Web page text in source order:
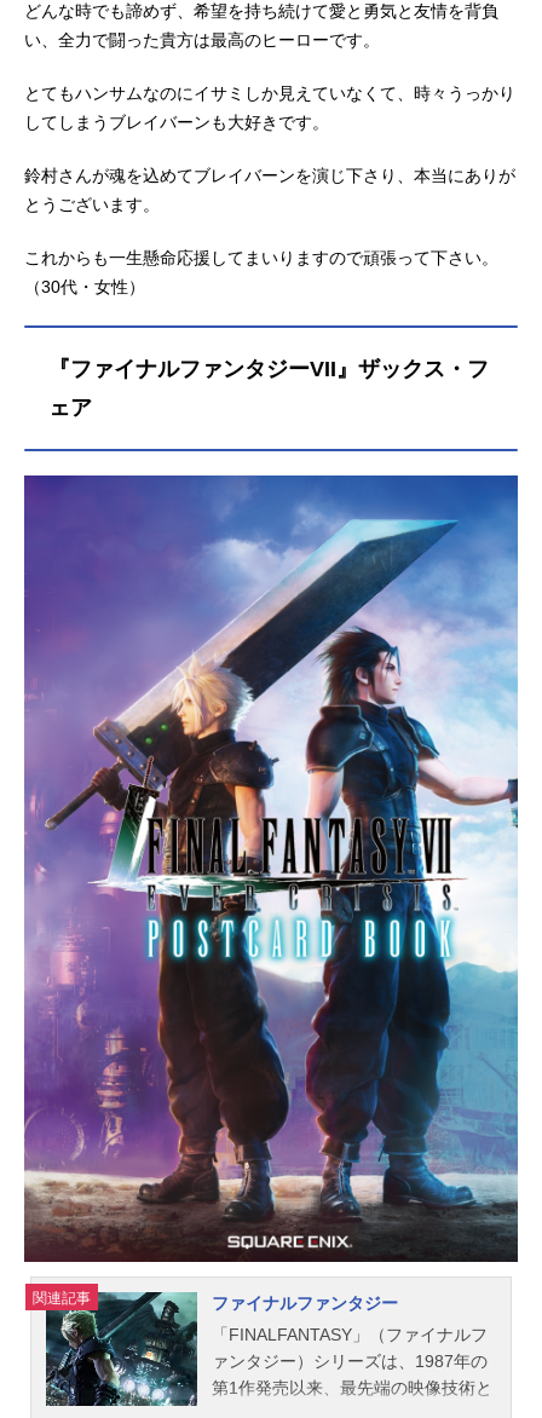
どんな時でも諦めず、希望を持ち続けて愛と勇気と友情を背負
い、全力で闘った貴方は最高のヒーローです。
とてもハンサムなのにイサミしか見えていなくて、時々うっかり
してしまうブレイバーンも大好きです。
鈴村さんが魂を込めてブレイバーンを演じ下さり、本当にありが
とうございます。
これからも一生懸命応援してまいりますので頑張って下さい。
（30代・女性）
『ファイナルファンタジーVII』ザックス・フ
ェア
関連記事
ファイナルファンタジー
「FINALFANTASY」（ファイナルフ
ァンタジー）シリーズは、1987年の
第1作発売以来、最先端の映像技術と